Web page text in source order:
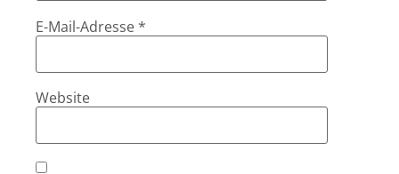
E-Mail-Adresse *
Website